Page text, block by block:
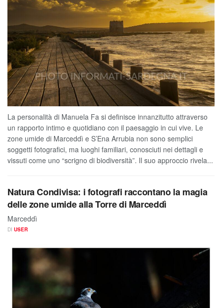
La personalità di Manuela Fa si definisce innanzitutto attraverso
un rapporto intimo e quotidiano con il paesaggio in cui vive. Le
zone umide di Marceddì e S’Ena Arrubia non sono semplici
soggetti fotografici, ma luoghi familiari, conosciuti nei dettagli e
vissuti come uno “scrigno di biodiversità”. Il suo approccio rivela...
Natura Condivisa: i fotografi raccontano la magia
delle zone umide alla Torre di Marceddì
Marceddì
DI USER